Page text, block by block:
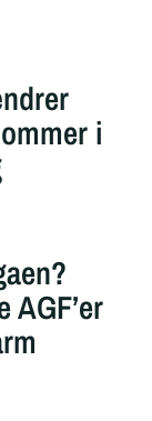
i
AGF’er